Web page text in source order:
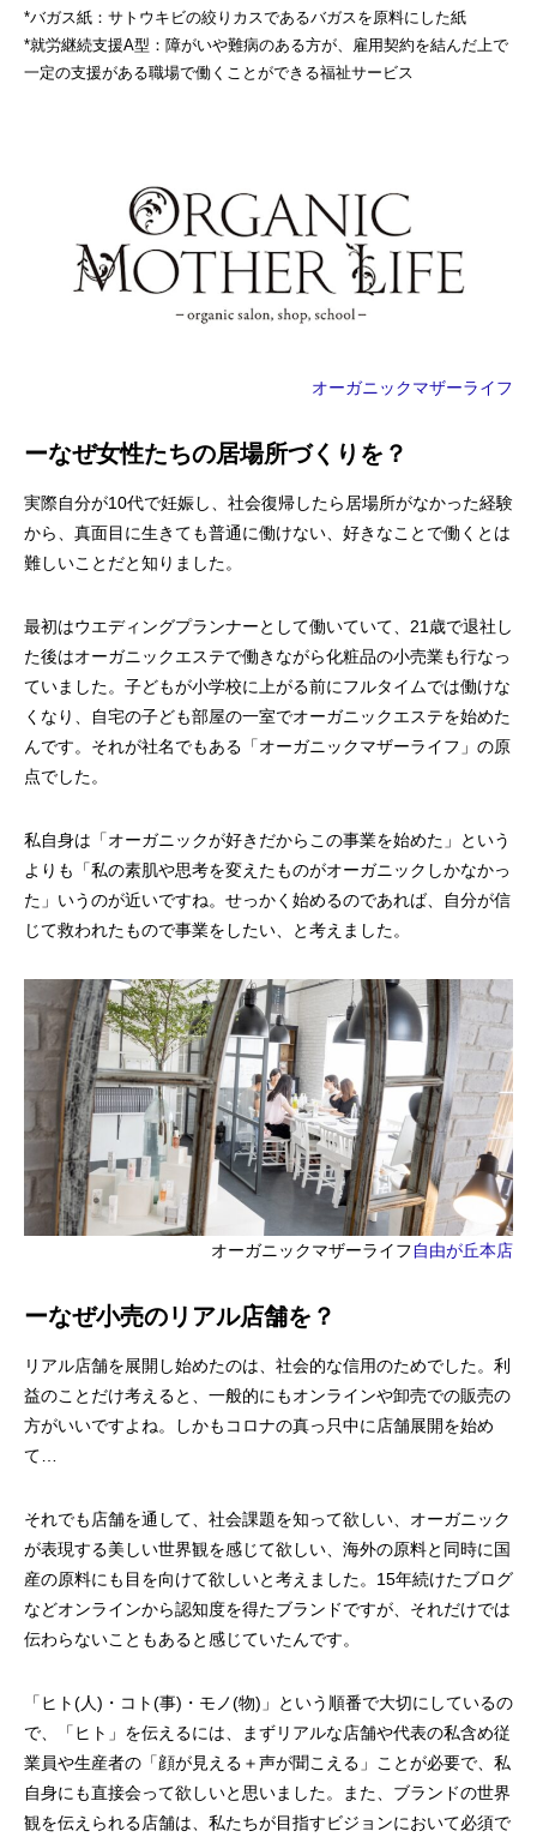
*バガス紙：サトウキビの絞りカスであるバガスを原料にした紙
*就労継続支援A型：障がいや難病のある方が、雇用契約を結んだ上で
一定の支援がある職場で働くことができる福祉サービス
オーガニックマザーライフ
ーなぜ女性たちの居場所づくりを？
実際自分が10代で妊娠し、社会復帰したら居場所がなかった経験
から、真面目に生きても普通に働けない、好きなことで働くとは
難しいことだと知りました。
最初はウエディングプランナーとして働いていて、21歳で退社し
た後はオーガニックエステで働きながら化粧品の小売業も行なっ
ていました。子どもが小学校に上がる前にフルタイムでは働けな
くなり、自宅の子ども部屋の一室でオーガニックエステを始めた
んです。それが社名でもある「オーガニックマザーライフ」の原
点でした。
私自身は「オーガニックが好きだからこの事業を始めた」という
よりも「私の素肌や思考を変えたものがオーガニックしかなかっ
た」いうのが近いですね。せっかく始めるのであれば、自分が信
じて救われたもので事業をしたい、と考えました。
オーガニックマザーライフ自由が丘本店
ーなぜ小売のリアル店舗を？
リアル店舗を展開し始めたのは、社会的な信用のためでした。利
益のことだけ考えると、一般的にもオンラインや卸売での販売の
方がいいですよね。しかもコロナの真っ只中に店舗展開を始め
て…
それでも店舗を通して、社会課題を知って欲しい、オーガニック
が表現する美しい世界観を感じて欲しい、海外の原料と同時に国
産の原料にも目を向けて欲しいと考えました。15年続けたブログ
などオンラインから認知度を得たブランドですが、それだけでは
伝わらないこともあると感じていたんです。
「ヒト(人)・コト(事)・モノ(物)」という順番で大切にしているの
で、「ヒト」を伝えるには、まずリアルな店舗や代表の私含め従
業員や生産者の「顔が見える＋声が聞こえる」ことが必要で、私
自身にも直接会って欲しいと思いました。また、ブランドの世界
観を伝えられる店舗は、私たちが目指すビジョンにおいて必須で